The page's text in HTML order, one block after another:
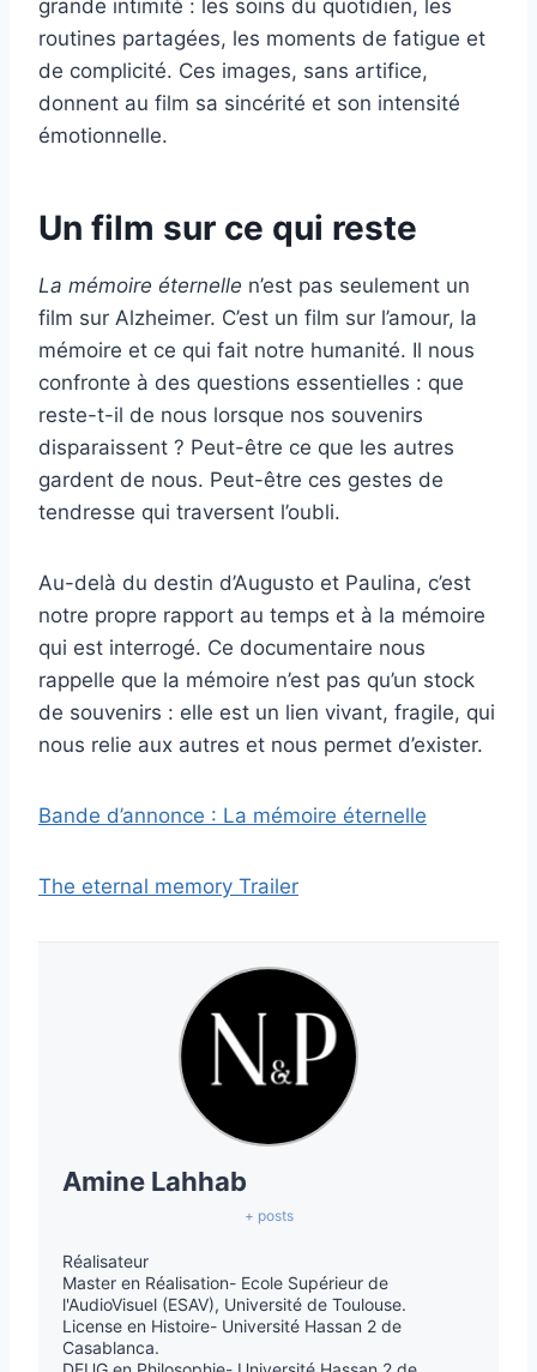
grande intimité : les soins du quotidien, les
routines partagées, les moments de fatigue et
de complicité. Ces images, sans artifice,
donnent au film sa sincérité et son intensité
émotionnelle.
Un film sur ce qui reste
La mémoire éternelle n’est pas seulement un
film sur Alzheimer. C’est un film sur l’amour, la
mémoire et ce qui fait notre humanité. Il nous
confronte à des questions essentielles : que
reste-t-il de nous lorsque nos souvenirs
disparaissent ? Peut-être ce que les autres
gardent de nous. Peut-être ces gestes de
tendresse qui traversent l’oubli.
Au-delà du destin d’Augusto et Paulina, c’est
notre propre rapport au temps et à la mémoire
qui est interrogé. Ce documentaire nous
rappelle que la mémoire n’est pas qu’un stock
de souvenirs : elle est un lien vivant, fragile, qui
nous relie aux autres et nous permet d’exister.
Bande d’annonce : La mémoire éternelle
The eternal memory Trailer
Amine Lahhab
+ posts
Réalisateur
Master en Réalisation- Ecole Supérieur de
l'AudioVisuel (ESAV), Université de Toulouse.
License en Histoire- Université Hassan 2 de
Casablanca.